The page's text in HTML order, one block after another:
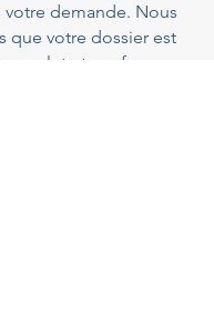
demande. Nous
que votre dossier est
et conforme